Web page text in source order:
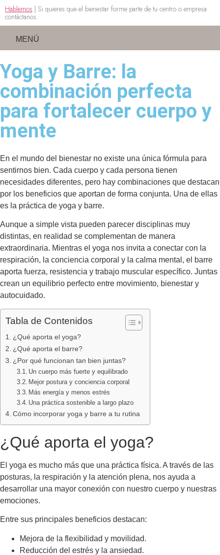
Hablemos | Si quieres que el bienestar forme parte de tu centro o empresa
contáctanos.
MENÚ
Yoga y Barre: la
combinación perfecta
para fortalecer cuerpo y
mente
En el mundo del bienestar no existe una única fórmula para
sentirnos bien. Cada cuerpo y cada persona tienen
necesidades diferentes, pero hay combinaciones que destacan
por los beneficios que aportan de forma conjunta. Una de ellas
es la práctica de yoga y barre.
Aunque a simple vista pueden parecer disciplinas muy
distintas, en realidad se complementan de manera
extraordinaria. Mientras el yoga nos invita a conectar con la
respiración, la conciencia corporal y la calma mental, el barre
aporta fuerza, resistencia y trabajo muscular específico. Juntas
crean un equilibrio perfecto entre movimiento, bienestar y
autocuidado.
Tabla de Contenidos
¿Qué aporta el yoga?
¿Qué aporta el barre?
¿Por qué funcionan tan bien juntas?
Un cuerpo más fuerte y equilibrado
Mejor postura y conciencia corporal
Más energía y menos estrés
Una práctica sostenible a largo plazo
Cómo incorporar yoga y barre a tu rutina
¿Qué aporta el yoga?
El yoga es mucho más que una práctica física. A través de las
posturas, la respiración y la atención plena, nos ayuda a
desarrollar una mayor conexión con nuestro cuerpo y nuestras
emociones.
Entre sus principales beneficios destacan:
Mejora de la flexibilidad y movilidad.
Reducción del estrés y la ansiedad.